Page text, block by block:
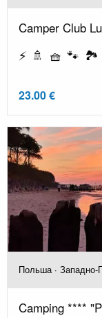
Camper Club
⚡ 🚿 🧺 🐾
23.00 €
Польша · Западно-
Camping ****